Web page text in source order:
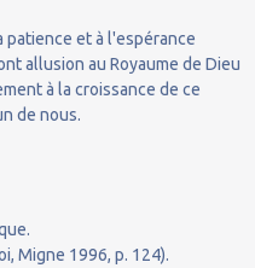
patience et à l'espérance
allusion au Royaume de Dieu
à la croissance de ce
de nous.
Migne 1996, p. 124).